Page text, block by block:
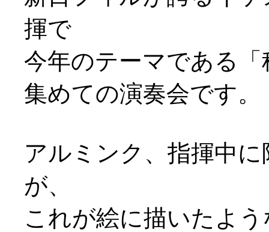
揮で
今年のテーマである
集めての演奏会です。
アルミンク、指揮中
が、
これが絵に描いたよ